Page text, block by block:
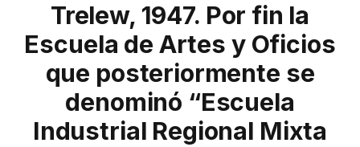
Trelew, 1947. Por fin la
Escuela de Artes y Oficios
que posteriormente se
denominó “Escuela
Industrial Regional Mixta